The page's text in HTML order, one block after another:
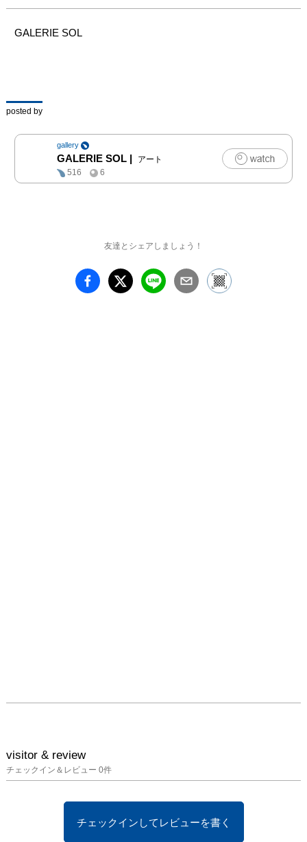
GALERIE SOL
posted by
gallery
GALERIE SOL |
アート
516
6
友達とシェアしましょう！
visitor & review
チェックイン＆レビュー 0件
チェックインしてレビューを書く